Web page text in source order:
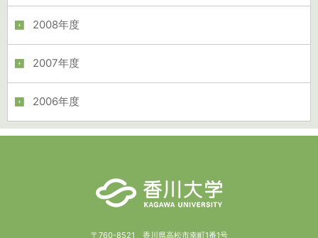
2008年度
2007年度
2006年度
〒760-8521 香川県高松市幸町1番1号